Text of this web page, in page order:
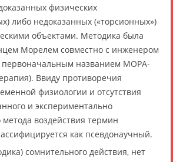
физических
либо недоказанных («торсионных»)
объектами. Методика была
Морелем совместно с инженером
названием МОРА-
Ввиду противоречия
физиологии и отсутствия
и экспериментально
воздействия термин
как псевдонаучный.